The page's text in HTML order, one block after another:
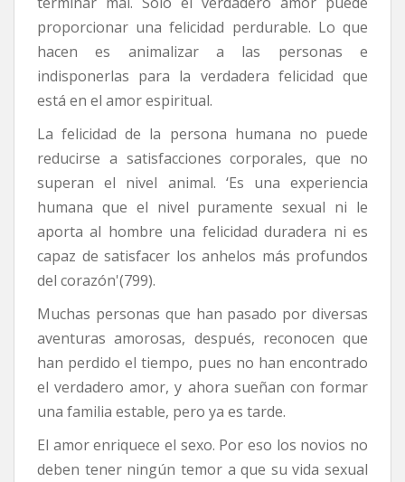
proporcionar una felicidad perdurable. Lo que
hacen es animalizar a las personas e
indisponerlas para la verdadera felicidad que
está en el amor espiritual.
La felicidad de la persona humana no puede
reducirse a satisfacciones corporales, que no
superan el nivel animal. ‘Es una experiencia
humana que el nivel puramente sexual ni le
aporta al hombre una felicidad duradera ni es
capaz de satisfacer los anhelos más profundos
del corazón'(799).
Muchas personas que han pasado por diversas
aventuras amorosas, después, reconocen que
han perdido el tiempo, pues no han encontrado
el verdadero amor, y ahora sueñan con formar
una familia estable, pero ya es tarde.
El amor enriquece el sexo. Por eso los novios no
deben tener ningún temor a que su vida sexual